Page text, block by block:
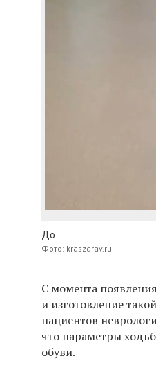
До
Фото: kraszdrav.ru
С момента
и изготовление
пациентов
что параметры
обуви.